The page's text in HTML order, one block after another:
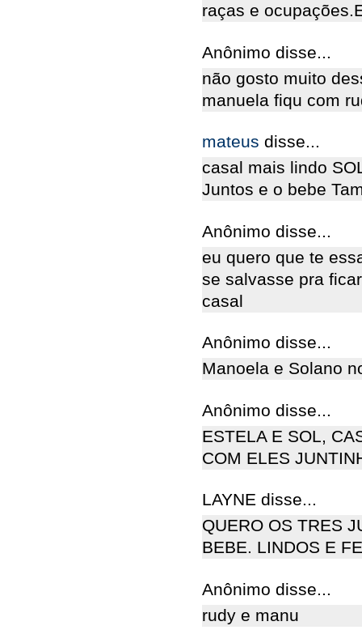
raças e
Anônimo disse...
não gosto muito
manuela fiqu com
mateus disse...
casal mais lindo
Juntos e o bebe
Anônimo disse...
eu quero que te
se salvasse pra
casal
Anônimo disse...
Manoela e Solano
Anônimo disse...
ESTELA E SOL,
COM ELES
LAYNE disse...
QUERO OS TRES
BEBE. LINDOS E
Anônimo disse...
rudy e manu